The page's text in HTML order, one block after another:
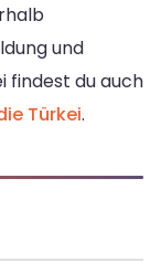
und
findest du auch
Türkei.